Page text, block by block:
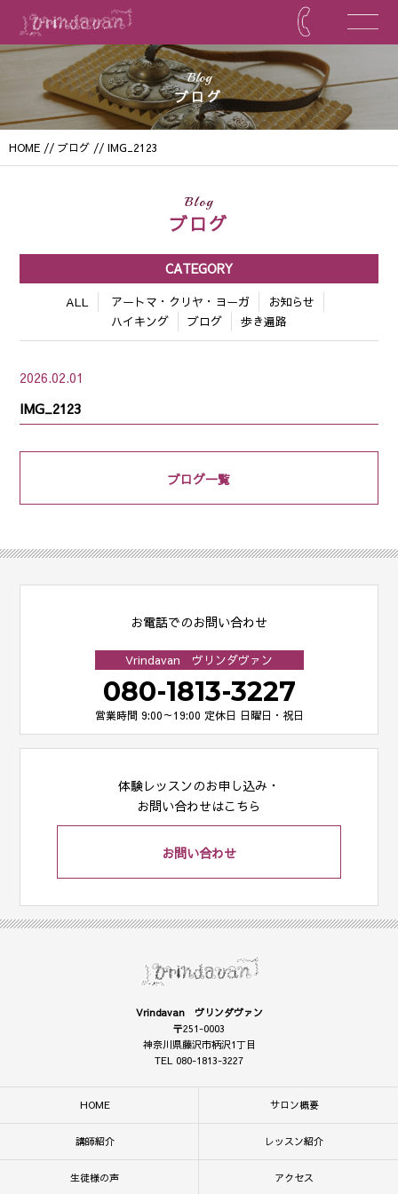
Blog
ブログ
HOME // ブログ // IMG_2123
Blog
ブログ
CATEGORY
ALL アートマ・クリヤ・ヨーガ
お知らせ
ハイキング
ブログ 歩き遍路
2026.02.01
IMG_2123
ブログ一覧
お電話でのお問い合わせ
Vrindavan ヴリンダヴァン
080-1813-3227
営業時間 9:00～19:00 定休日 日曜日・祝日
体験レッスンのお申し込み・
お問い合わせはこちら
お問い合わせ
Vrindavan ヴリンダヴァン
〒251-0003
神奈川県藤沢市柄沢1丁目
TEL 080-1813-3227
HOME サロン概要
講師紹介 レッスン紹介
生徒様の声 アクセス